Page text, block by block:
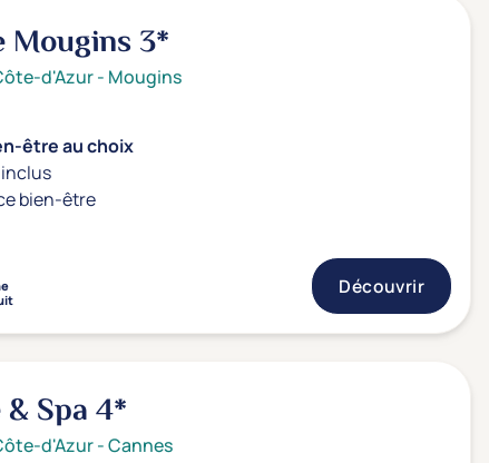
Mougins3*
d'Azur- Mougins
être au choix
bien-être
Découvrir
Spa4*
d'Azur-Cannes